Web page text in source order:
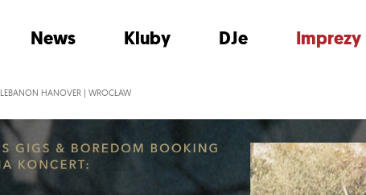
News Kluby DJe Imprezy
LEBANON HANOVER | WROCŁAW